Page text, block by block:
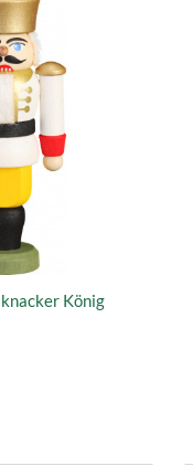
König